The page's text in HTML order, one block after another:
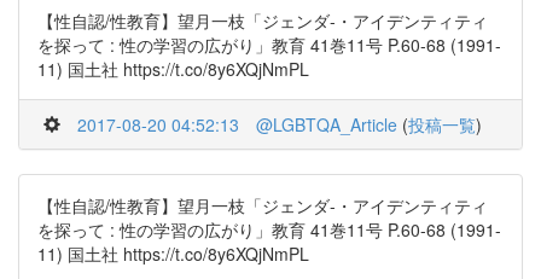
【性自認/性教育】望月一枝「ジェンダ-・アイデンティティ
を探って : 性の学習の広がり」教育 41巻11号 P.60-68 (1991-
11) 国土社 https://t.co/8y6XQjNmPL
2017-08-20 04:52:13 @LGBTQA_Article (投稿一覧)
【性自認/性教育】望月一枝「ジェンダ-・アイデンティティ
を探って : 性の学習の広がり」教育 41巻11号 P.60-68 (1991-
11) 国土社 https://t.co/8y6XQjNmPL